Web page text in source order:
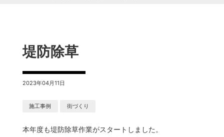
堤防除草
2023年04月11日
施工事例 街づくり
本年度も堤防除草作業がスタートしました。